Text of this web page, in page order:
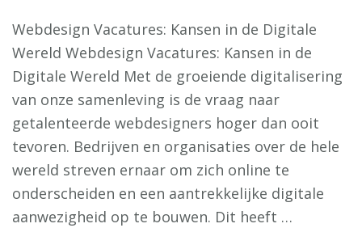
Webdesign Vacatures: Kansen in de Digitale
Wereld Webdesign Vacatures: Kansen in de
Digitale Wereld Met de groeiende digitalisering
van onze samenleving is de vraag naar
getalenteerde webdesigners hoger dan ooit
tevoren. Bedrijven en organisaties over de hele
wereld streven ernaar om zich online te
onderscheiden en een aantrekkelijke digitale
aanwezigheid op te bouwen. Dit heeft …